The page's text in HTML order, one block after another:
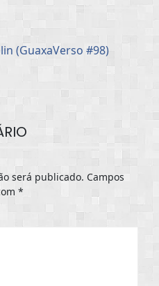
(GuaxaVerso #98)
será publicado. Campos
*